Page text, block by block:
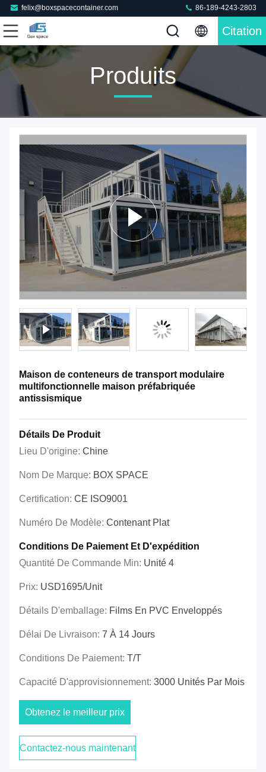
felix@boxspacecontainer.com 86-189-4243-2803
Citation
Produits
Maison de conteneurs de transport modulaire
multifonctionnelle maison préfabriquée
antissismique
Détails De Produit
Lieu D'origine: Chine
Nom De Marque: BOX SPACE
Certification: CE ISO9001
Numéro De Modèle: Contenant Plat
Conditions De Paiement Et D'expédition
Quantité De Commande Min: Unité 4
Prix: USD1695/unit
Détails D'emballage: Films En PVC Enveloppés
Délai De Livraison: 7 À 14 Jours
Conditions De Paiement: T/T
Capacité D'approvisionnement: 3000 Unités Par Mois
Obtenez le meilleur prix
Contactez-nous maintenant